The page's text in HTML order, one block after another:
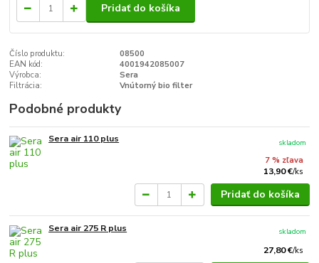
Pridať do košíka
Číslo produktu:
08500
EAN kód:
4001942085007
Výrobca:
Sera
Filtrácia:
Vnútorný bio filter
Podobné produkty
Sera air 110 plus
7 % zľava
13,90 €/ks
skladom
Pridať do košíka
Sera air 275 R plus
27,80 €/ks
skladom